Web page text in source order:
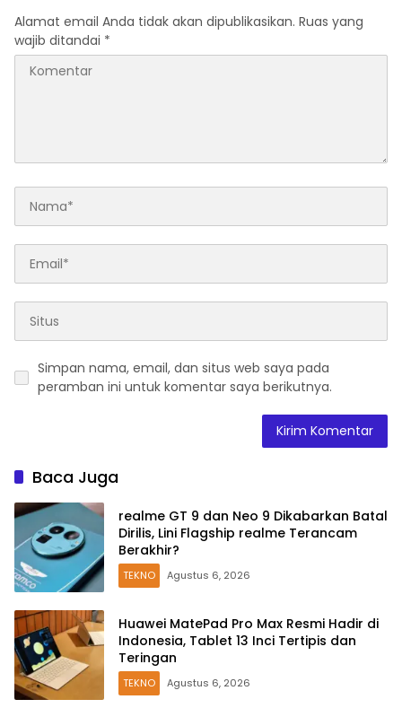
Alamat email Anda tidak akan dipublikasikan. Ruas yang
wajib ditandai *
Simpan nama, email, dan situs web saya pada
peramban ini untuk komentar saya berikutnya.
Baca Juga
realme GT 9 dan Neo 9 Dikabarkan Batal
Dirilis, Lini Flagship realme Terancam
Berakhir?
TEKNO Agustus 6, 2026
Huawei MatePad Pro Max Resmi Hadir di
Indonesia, Tablet 13 Inci Tertipis dan
Teringan
TEKNO Agustus 6, 2026